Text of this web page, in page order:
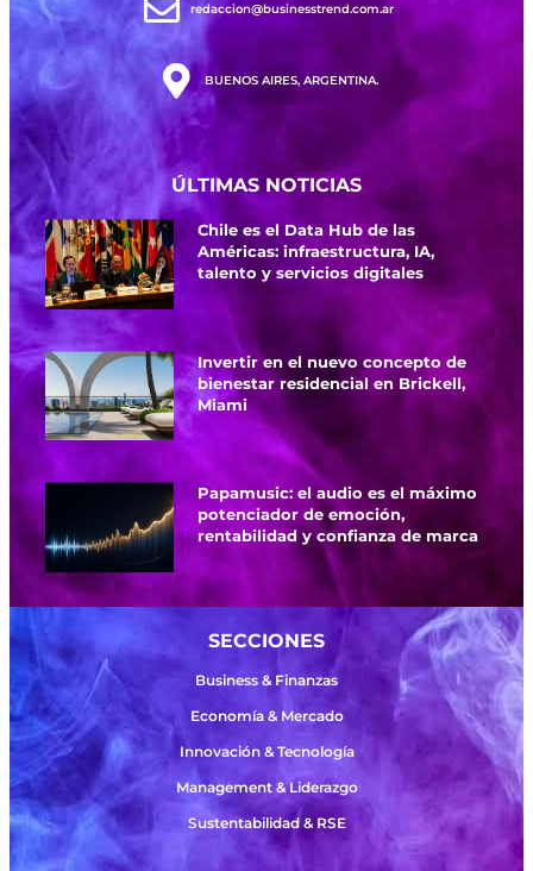
redaccion@businesstrend.com.ar
BUENOS AIRES, ARGENTINA.
ÚLTIMAS NOTICIAS
Chile es el Data Hub de las
Américas: infraestructura, IA,
talento y servicios digitales
Invertir en el nuevo concepto de
bienestar residencial en Brickell,
Miami
Papamusic: el audio es el máximo
potenciador de emoción,
rentabilidad y confianza de marca
SECCIONES
Business & Finanzas
Economía & Mercado
Innovación & Tecnología
Management & Liderazgo
Sustentabilidad & RSE